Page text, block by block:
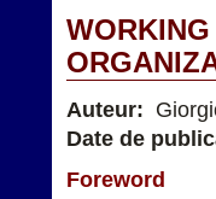
Auteur:
Date de
Foreword